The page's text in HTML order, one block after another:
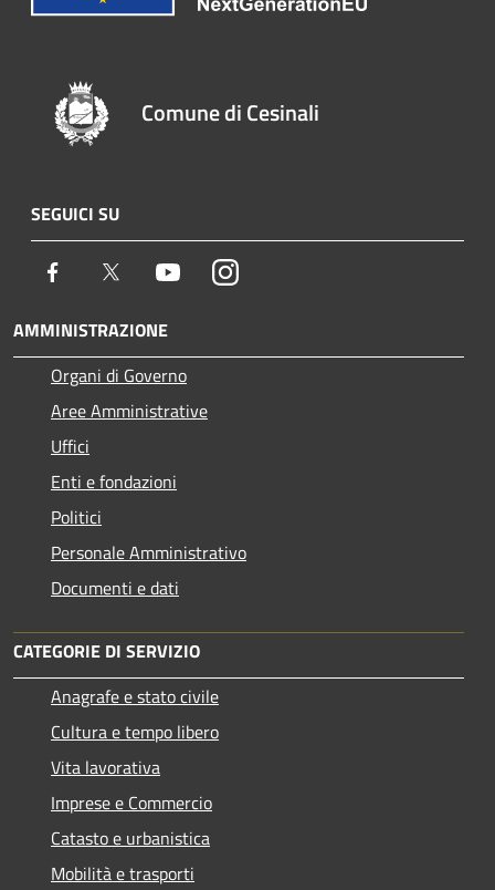
Comune di Cesinali
SEGUICI SU
Facebook Twitter YoutubeInstagram
AMMINISTRAZIONE
Organi di Governo
Aree Amministrative
Uffici
Enti e fondazioni
Politici
Personale Amministrativo
Documenti e dati
CATEGORIE DI SERVIZIO
Anagrafe e stato civile
Cultura e tempo libero
Vita lavorativa
Imprese e Commercio
Catasto e urbanistica
Mobilità e trasporti